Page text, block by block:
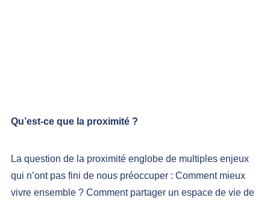
Qu’est-ce que la proximité ?
La question de la proximité englobe de multiples enjeux
qui n’ont pas fini de nous préoccuper : Comment mieux
vivre ensemble ? Comment partager un espace de vie de